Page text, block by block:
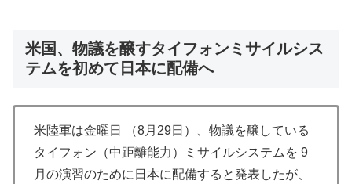
米国、物議を醸すタイフォンミサイルシス
テムを初めて日本に配備へ
米陸軍は金曜日 （8月29日）、物議を醸している
タイフォン（中距離能力）ミサイルシステムを 9
月の演習のために日本に配備すると発表したが、